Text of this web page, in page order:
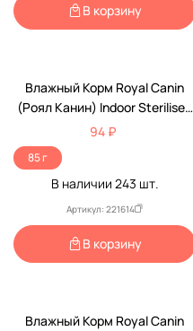
В корзину
Влажный Корм Royal Canin
(Роял Канин) Indoor Sterilised
Для Стерилизованных Кошек,
Живущих Дома Желе 85г
94 ₽
85 г
В наличии 243 шт.
Артикул: 221614
В корзину
Влажный Корм Royal Canin